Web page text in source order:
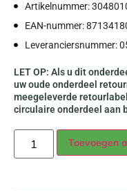
Artikelnummer:
EAN-nummer:
Leveranciersnummer:
LET OP: Als u dit
uw oude onderdeel
meegeleverde
circulaire onderdeel aan
Toevoegen